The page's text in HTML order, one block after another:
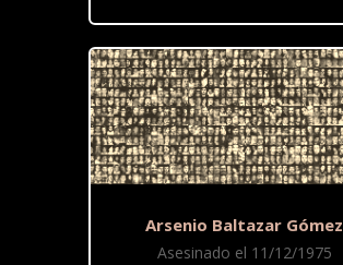
Arsenio Baltazar Gómez
Asesinado el 11/12/1975